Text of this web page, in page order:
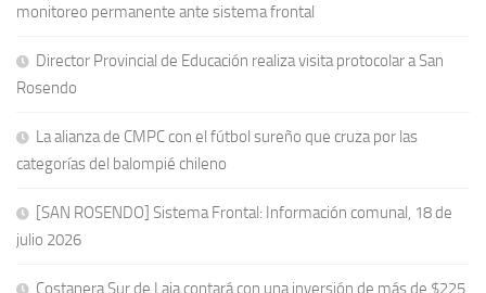
monitoreo permanente ante sistema frontal
Director Provincial de Educación realiza visita protocolar a San
Rosendo
La alianza de CMPC con el fútbol sureño que cruza por las
categorías del balompié chileno
[SAN ROSENDO] Sistema Frontal: Información comunal, 18 de
julio 2026
Costanera Sur de Laja contará con una inversión de más de $225